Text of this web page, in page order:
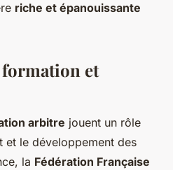
riche et épanouissante
formation et
arbitre jouent un rôle
et le développement des
la Fédération Française